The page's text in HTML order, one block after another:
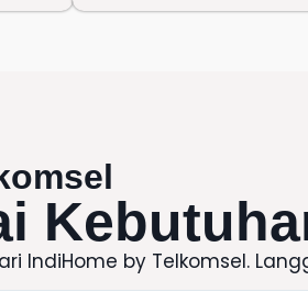
IndiHome by Telkomsel.